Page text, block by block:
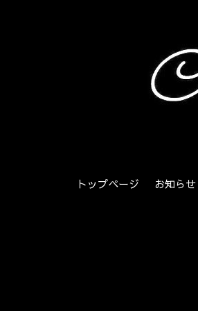
トップページ お知らせ